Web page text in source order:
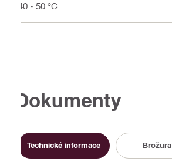
-40 - 50 °C
Dokumenty
Technické informace Brožura